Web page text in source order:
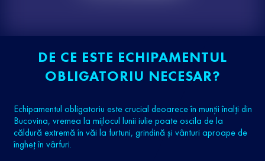
DE CE ESTE ECHIPAMENTUL
OBLIGATORIU NECESAR?
Echipamentul obligatoriu este crucial deoarece în munții înalți din
Bucovina, vremea la mijlocul lunii iulie poate oscila de la
căldură extremă în văi la furtuni, grindină și vânturi aproape de
îngheț în vârfuri.